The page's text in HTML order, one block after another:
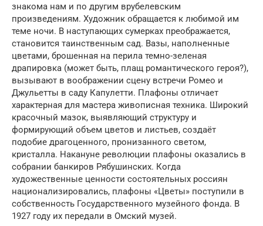
знакома нам и по другим врубелевским
произведениям. Художник обращается к любимой им
теме ночи. В наступающих сумерках преображается,
становится таинственным сад. Вазы, наполненные
цветами, брошенная на перила темно-зеленая
драпировка (может быть, плащ романтического героя?),
вызывают в воображении сцену встречи Ромео и
Джульетты в саду Капулетти. Плафоны отличает
характерная для мастера живописная техника. Широкий
красочный мазок, выявляющий структуру и
формирующий объем цветов и листьев, создаёт
подобие драгоценного, пронизанного светом,
кристалла. Накануне революции плафоны оказались в
собрании банкиров Рябушинских. Когда
художественные ценности состоятельных россиян
национализировались, плафоны «Цветы» поступили в
собственность Государственного музейного фонда. В
1927 году их передали в Омский музей.